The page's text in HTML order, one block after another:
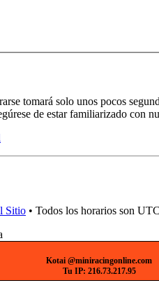
tomará solo unos pocos
de estar familiarizado con
Sitio • Todos los horarios son
Kotai @miniracingonline.com
Tu IP: 216.73.217.95